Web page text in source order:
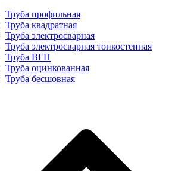
Труба профильная
Труба квадратная
Труба электросварная
Труба электросварная тонкостенная
Труба ВГП
Труба оцинкованная
Труба бесшовная